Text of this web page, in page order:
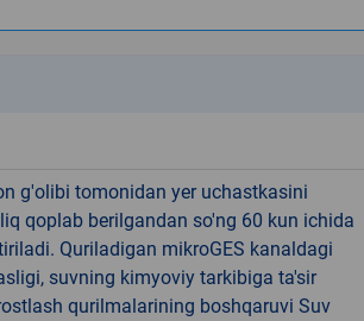
g'olibi tomonidan yer uchastkasini
qoplab berilgandan so'ng 60 kun ichida
Quriladigan mikroGES kanaldagi
suvning kimyoviy tarkibiga ta'sir
qurilmalarining boshqaruvi Suv